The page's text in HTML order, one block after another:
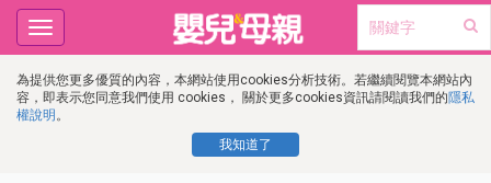
為提供您更多優質的內容，本網站使用cookies分析技術。若繼續閱覽本網站內
容，即表示您同意我們使用 cookies， 關於更多cookies資訊請閱讀我們的隱私
權說明 。
我知道了
Toggle
navigation